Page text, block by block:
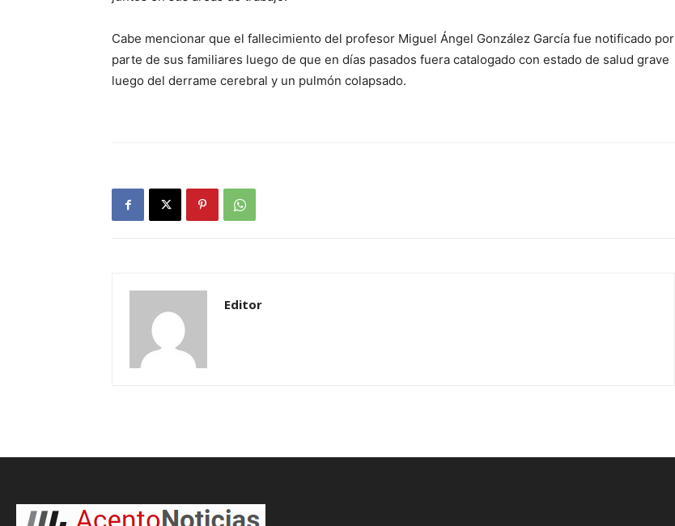
Cabe mencionar que el fallecimiento del profesor Miguel Ángel González García fue notificado por
parte de sus familiares luego de que en días pasados fuera catalogado con estado de salud grave
luego del derrame cerebral y un pulmón colapsado.
Editor